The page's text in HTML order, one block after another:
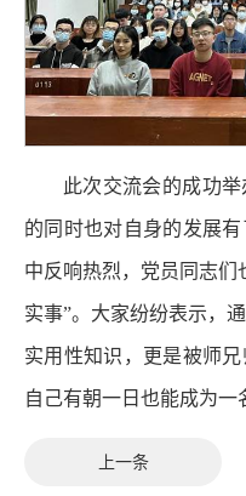
此次交流会的成功
的同时也对自身的发展
中反响热烈，党员同志们
实事”。大家纷纷表示，
实用性知识，更是被师
自己有朝一日也能成为一
上一条